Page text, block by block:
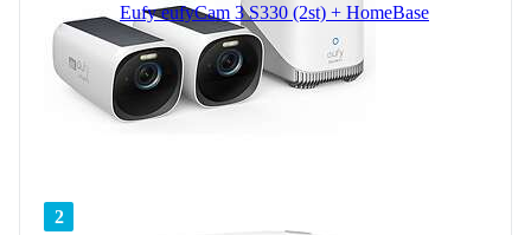
Eufy eufyCam 3 S330 (2st) + HomeBase
2